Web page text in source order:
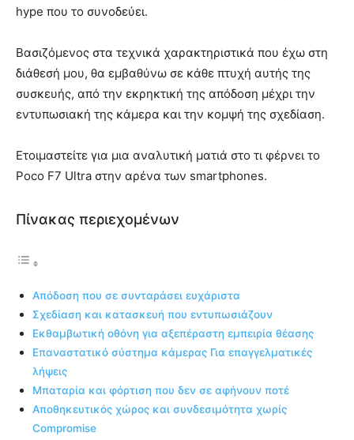
hype που το συνοδεύει.
Βασιζόμενος στα τεχνικά χαρακτηριστικά που έχω στη
διάθεσή μου, θα εμβαθύνω σε κάθε πτυχή αυτής της
συσκευής, από την εκρηκτική της απόδοση μέχρι την
εντυπωσιακή της κάμερα και την κομψή της σχεδίαση.
Ετοιμαστείτε για μια αναλυτική ματιά στο τι φέρνει το
Poco F7 Ultra στην αρένα των smartphones.
Πίνακας περιεχομένων
Απόδοση που σε συνταράσει ευχάριστα
Σχεδίαση και κατασκευή που εντυπωσιάζουν
Εκθαμβωτική οθόνη για αξεπέραστη εμπειρία θέασης
Επαναστατικό σύστημα κάμερας Για επαγγελματικές
λήψεις
Μπαταρία και φόρτιση που δεν σε αφήνουν ποτέ
Αποθηκευτικός χώρος και συνδεσιμότητα χωρίς
Compromise